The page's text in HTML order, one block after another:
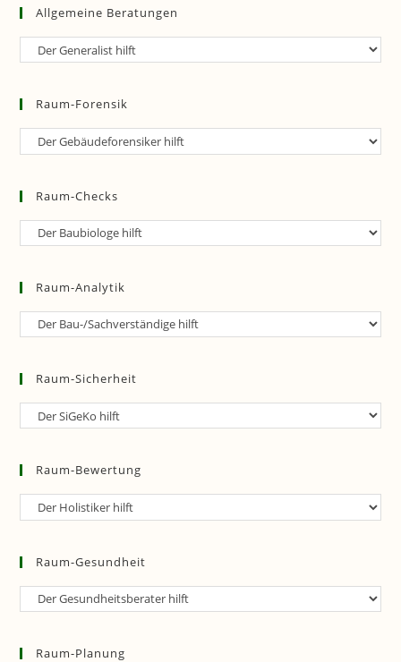
Allgemeine Beratungen
Allgemeine
Raum-Forensik
Raum-
Raum-Checks
Raum-
Raum-Analytik
Raum-
Raum-Sicherheit
Raum-
Raum-Bewertung
Raum-
Raum-Gesundheit
Raum-
Raum-Planung